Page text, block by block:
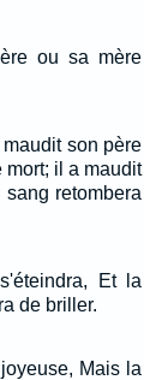
ou sa mère
son père
mort; il a maudit
retombera
Et la
de briller.
Mais la